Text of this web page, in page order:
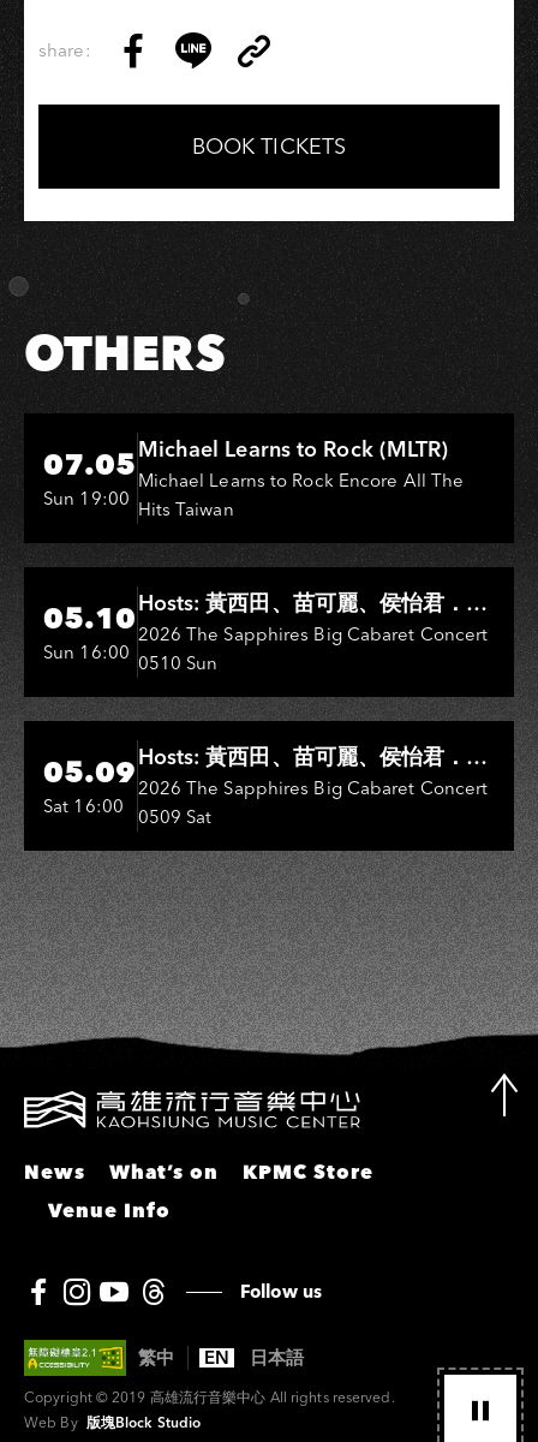
share:
on
Facebook
on
LINE
Link
Copy
BOOK TICKETS
OTHERS
Hi-Ing Music Hall
07.05
Sun 19:00
Michael Learns to Rock (MLTR)
Michael Learns to Rock Encore All The
Hits Taiwan
Hi-Ing Music Hall
05.10
Sun 16:00
Hosts: 黃西田、苗可麗、侯怡君．
Entertainers: 葉啟田、鳥來嬤-吳
敏、王彩樺、王瑞霞、吳淑敏、施文
彬、邵大倫、曹雅雯、陳孟賢、黃露
瑤
2026 The Sapphires Big Cabaret Concert
0510 Sun
Hi-Ing Music Hall
05.09
Sat 16:00
Hosts: 黃西田、苗可麗、侯怡君．
Entertainers: 葉啟田、鳥來嬤-吳
敏、張秀卿、王彩樺、吳淑敏、施文
彬、邵大倫、曹雅雯、陳孟賢、黃露
瑤
2026 The Sapphires Big Cabaret Concert
0509 Sat
News What’s on
KPMC Store
Venue Info
Follow us
Copyright © 2019 高雄流行音樂中心 All rights reserved.
Web By 版塊Block Studio
繁中 EN 日本語